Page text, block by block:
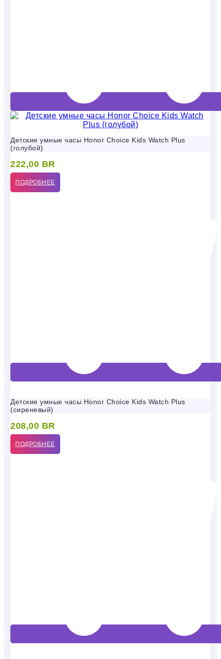
Детские умные часы Honor Choice Kids Watch Plus
(голубой)
222,00 BR
ПОДРОБНЕЕ
Детские умные часы Honor Choice Kids Watch Plus
(сиреневый)
208,00 BR
ПОДРОБНЕЕ